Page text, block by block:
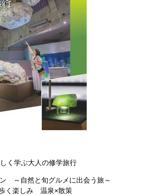
く学ぶ大人の修学旅行
～自然と旬グルメに出会う旅～
く楽しみ 温泉×散策